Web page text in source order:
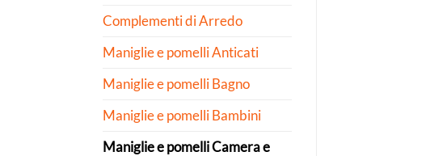
Complementi di Arredo
Maniglie e pomelli Anticati
Maniglie e pomelli Bagno
Maniglie e pomelli Bambini
Maniglie e pomelli Camera e